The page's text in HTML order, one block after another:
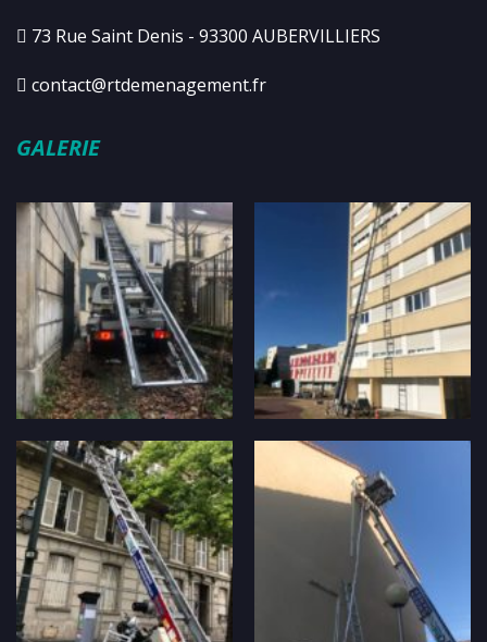
73 Rue Saint Denis - 93300 AUBERVILLIERS
contact@rtdemenagement.fr
GALERIE